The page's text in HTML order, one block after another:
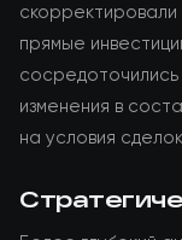
скорректировали
прямые
изменения в
на условия